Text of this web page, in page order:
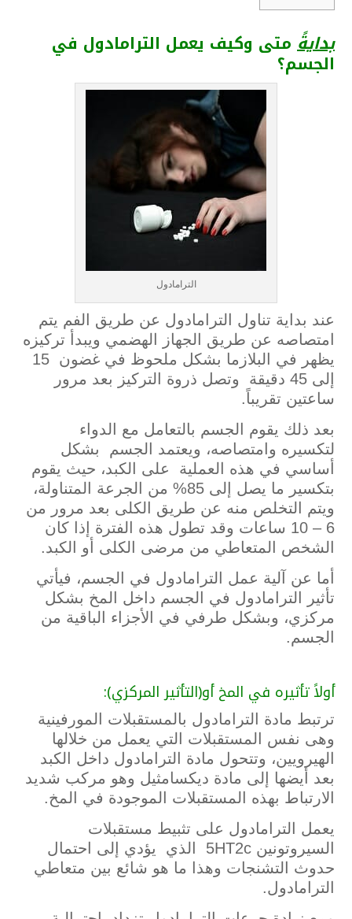
بدايةً متى وكيف يعمل الترامادول في
الجسم؟
الترامادول
عند بداية تناول الترامادول عن طريق الفم يتم
امتصاصه عن طريق الجهاز الهضمي ويبدأ تركيزه
يظهر في البلازما بشكل ملحوظ في غضون 15
إلى 45 دقيقة وتصل ذروة التركيز بعد مرور
ساعتين تقريباً.
بعد ذلك يقوم الجسم بالتعامل مع الدواء
لتكسيره وامتصاصه، ويعتمد الجسم بشكل
أساسي في هذه العملية على الكبد، حيث يقوم
بتكسير ما يصل إلى 85% من الجرعة المتناولة،
ويتم التخلص منه عن طريق الكلى بعد مرور من
6 – 10 ساعات وقد تطول هذه الفترة إذا كان
الشخص المتعاطي من مرضى الكلى أو الكبد.
أما عن آلية عمل الترامادول في الجسم، فيأتي
تأثير الترامادول في الجسم داخل المخ بشكل
مركزي، وبشكل طرفي في الأجزاء الباقية من
الجسم.
أولاً تأثيره في المخ أو(التأثير المركزي):
ترتبط مادة الترامادول بالمستقبلات المورفينية
وهى نفس المستقبلات التي يعمل من خلالها
الهيرويين، وتتحول مادة الترامادول داخل الكبد
بعد أيضها إلى مادة ديكسامثيل وهو مركب شديد
الارتباط بهذه المستقبلات الموجودة في المخ.
يعمل الترامادول على تثبيط مستقبلات
السيروتونين 5HT2c الذي يؤدي إلى احتمال
حدوث التشنجات وهذا ما هو شائع بين متعاطي
الترامادول.